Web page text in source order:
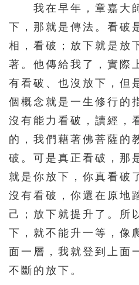
436 437 438
441 442 443
446 447 448
451 452 453
461 462 463
466 467 468
471 472 473
476 477 478
486 487 488
491 492 493
496
我在早年，章嘉大師
下，那就是傳法。看破
相，看破；放下就是放
著。他傳給我了，實際
有看破、也沒放下，但
個概念就是一生修行的
沒有能力看破，讀經，
的，我們藉著佛菩薩的
破。可是真正看破，那
就是你放下，你真看破
沒有看破，你還在原地
己；放下就提升了。所
下，就不能升一等，像
面一層，我就登到上面
不斷的放下。